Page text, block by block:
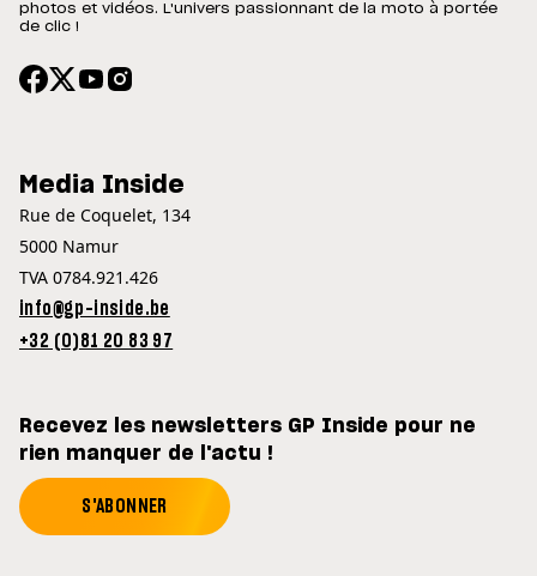
photos et vidéos. L'univers passionnant de la moto à portée
de clic !
Media Inside
Rue de Coquelet, 134
5000 Namur
TVA 0784.921.426
info@gp-inside.be
+32 (0)81 20 83 97
Recevez les newsletters GP Inside pour ne
rien manquer de l'actu !
S'ABONNER